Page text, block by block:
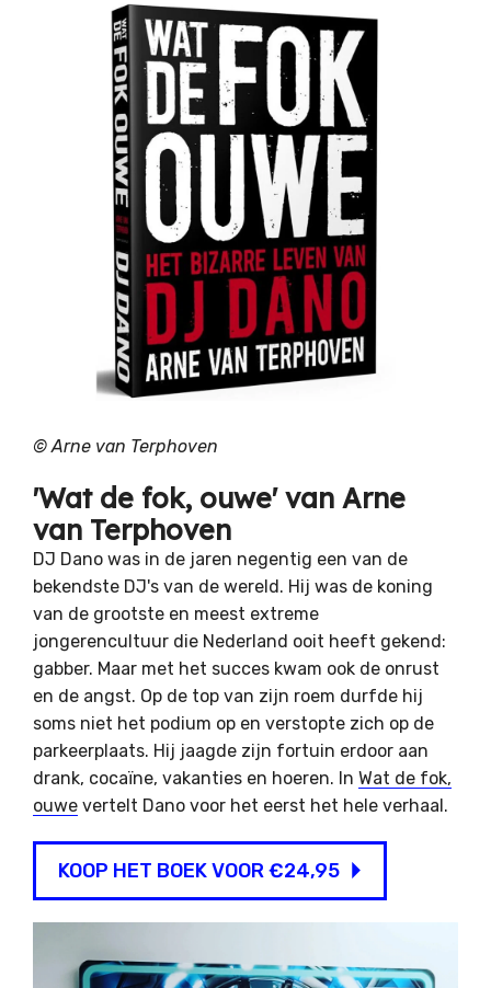
© Arne van Terphoven
'Wat de fok, ouwe' van Arne
van Terphoven
DJ Dano was in de jaren negentig een van de
bekendste DJ's van de wereld. Hij was de koning
van de grootste en meest extreme
jongerencultuur die Nederland ooit heeft gekend:
gabber. Maar met het succes kwam ook de onrust
en de angst. Op de top van zijn roem durfde hij
soms niet het podium op en verstopte zich op de
parkeerplaats. Hij jaagde zijn fortuin erdoor aan
drank, cocaïne, vakanties en hoeren. In Wat de fok,
ouwe vertelt Dano voor het eerst het hele verhaal.
KOOP HET BOEK VOOR €24,95